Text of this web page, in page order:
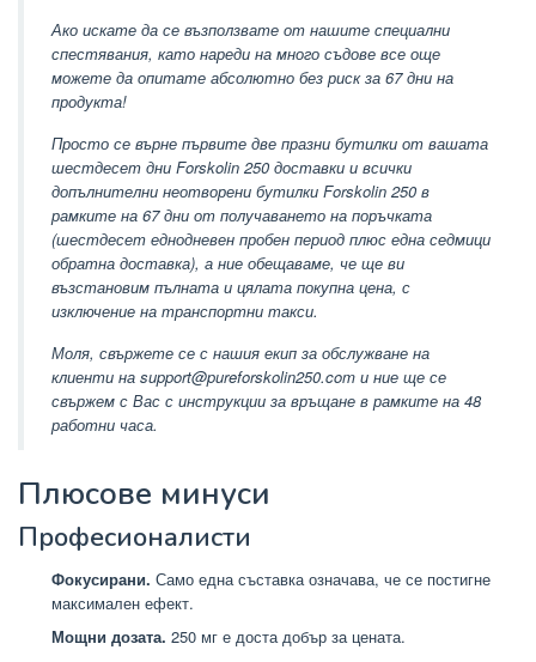
Ако искате да се възползвате от нашите специални
спестявания, като нареди на много съдове все още
можете да опитате абсолютно без риск за 67 дни на
продукта!
Просто се върне първите две празни бутилки от вашата
шестдесет дни Forskolin 250 доставки и всички
допълнителни неотворени бутилки Forskolin 250 в
рамките на 67 дни от получаването на поръчката
(шестдесет еднодневен пробен период плюс една седмици
обратна доставка), а ние обещаваме, че ще ви
възстановим пълната и цялата покупна цена, с
изключение на транспортни такси.
Моля, свържете се с нашия екип за обслужване на
клиенти на support@pureforskolin250.com и ние ще се
свържем с Вас с инструкции за връщане в рамките на 48
работни часа.
Плюсове минуси
Професионалисти
Фокусирани. Само една съставка означава, че се постигне
максимален ефект.
Мощни дозата. 250 мг е доста добър за цената.